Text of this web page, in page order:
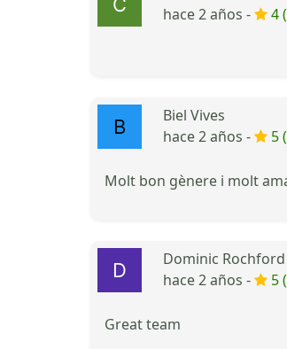
hace 2 años -
4
Biel Vives
hace 2 años -
5
Molt bon gènere i molt
Dominic Rochford
hace 2 años -
5
Great team